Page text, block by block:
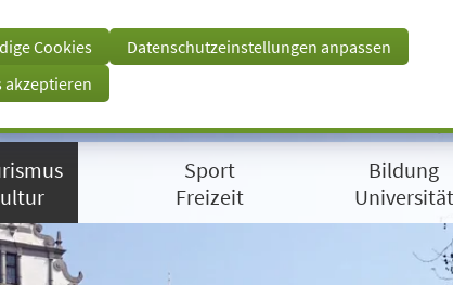
Cookies
Datenschutzeinstellungen anpassen
akzeptieren
Sport
Freizeit
Bildung
Universität